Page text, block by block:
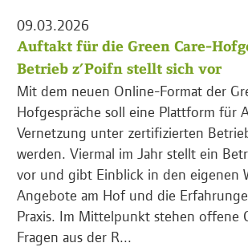
09.03.2026
Auftakt für die Green Care-
Betrieb z’Poifn stellt sich vor
Mit dem neuen Online-Format der
Hofgespräche soll eine Plattform für
Vernetzung unter zertifizierten
werden. Viermal im Jahr stellt ein
vor und gibt Einblick in den eigenen
Angebote am Hof und die
Praxis. Im Mittelpunkt stehen offene
Fragen aus der R...